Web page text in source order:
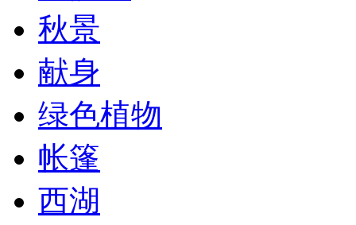
秋景
献身
绿色植物
帐篷
西湖